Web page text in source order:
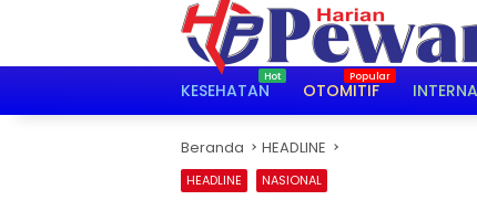
KESEHATAN OTOMITIF
Beranda HEADLINE
HEADLINE NASIONAL